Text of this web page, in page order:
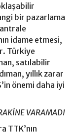
bir pazarlama
idame etmesi,
Türkiye
satılabilir
yıllık zarar
önemi daha iyi
VARAMADI
TTK’nın